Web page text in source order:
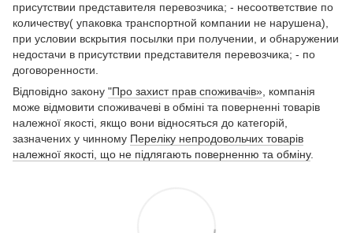
присутствии представителя перевозчика; - несоответствие по
количеству( упаковка транспортной компании не нарушена),
при условии вскрытия посылки при получении, и обнаружении
недостачи в присутствии представителя перевозчика; - по
договоренности.
Відповідно закону "Про захист прав споживачів», компанія
може відмовити споживачеві в обміні та поверненні товарів
належної якості, якщо вони відносяться до категорій,
зазначених у чинному Переліку непродовольчих товарів
належної якості, що не підлягають поверненню та обміну.